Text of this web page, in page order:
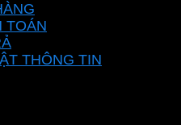
TOÁN
THÔNG TIN